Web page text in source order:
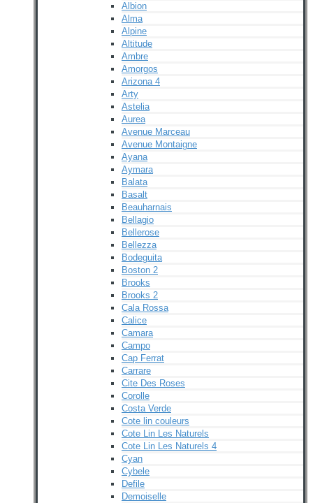
Albion
Alma
Alpine
Altitude
Ambre
Amorgos
Arizona 4
Arty
Astelia
Aurea
Avenue Marceau
Avenue Montaigne
Ayana
Aymara
Balata
Basalt
Beauharnais
Bellagio
Bellerose
Bellezza
Bodeguita
Boston 2
Brooks
Brooks 2
Cala Rossa
Calice
Camara
Campo
Cap Ferrat
Carrare
Cite Des Roses
Corolle
Costa Verde
Cote lin couleurs
Cote Lin Les Naturels
Cote Lin Les Naturels 4
Cyan
Cybele
Defile
Demoiselle